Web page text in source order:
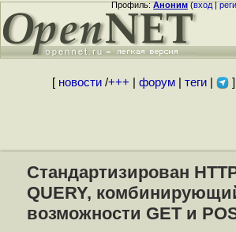
Профиль:Аноним(вход|
[ новости/+++ форум| теги| ]
Стандартизирован
QUERY,
возможности GET и